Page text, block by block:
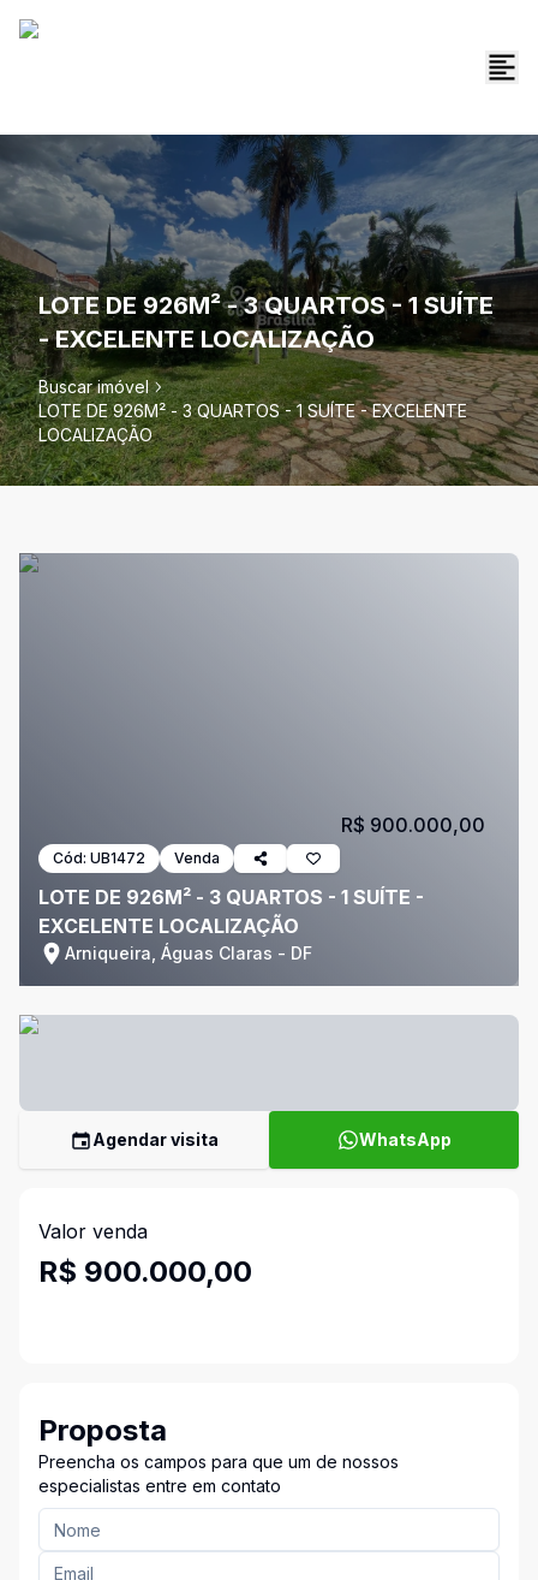
LOTE DE 926M² - 3 QUARTOS - 1 SUÍTE
- EXCELENTE LOCALIZAÇÃO
Buscar imóvel
LOTE DE 926M² - 3 QUARTOS - 1 SUÍTE - EXCELENTE
LOCALIZAÇÃO
Cód: UB1472 Venda
LOTE DE 926M² - 3 QUARTOS - 1 SUÍTE -
EXCELENTE LOCALIZAÇÃO
Arniqueira, Águas Claras - DF
R$ 900.000,00
Agendar visita WhatsApp
Valor venda
R$ 900.000,00
Proposta
Preencha os campos para que um de nossos
especialistas entre em contato